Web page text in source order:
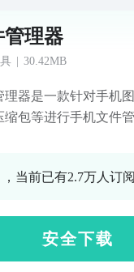
管理器
30.42MB
理器是一款针对手机
缩包等进行手机文件
速分类手机所有文件
景美照，还是日常对
方便简单。还可对图
小及保存路径，再也
当前已有2.7万人订阅
安 全 下 载